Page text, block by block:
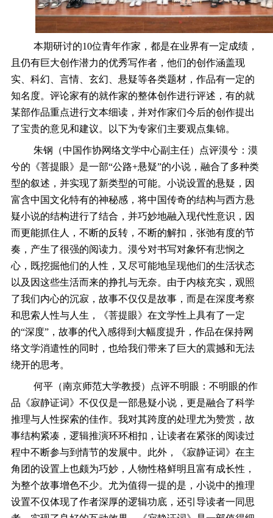
本期研讨的10位青年作家，都是在业界有一定成绩，
且仍有巨大创作潜力的优秀写作者，他们的创作涵盖现
实、科幻、言情、玄幻、悬疑等各类题材，作品有一定的
知名度。评论家有的就作家的整体创作进行评述，有的就
某部作品重点进行文本细读，并对作家们今后的创作提出
了宝贵的意见和建议。以下为专家们主要观点集锦。
朱钢（中国作协网络文学中心副主任）点评漠兮：漠
兮的《菩提眼》是一部“公路+悬疑”的小说，融合了多种类
型的叙述，并实现了新类型的可能。小说设置的悬疑，因
富含中国文化特有的神秘感，将中国传奇的结构与西方悬
疑小说的结构进行了结合， 并巧妙地融入现代性意识 ，因
而更能抓住人，不断的反转，不断的解扣，张弛有度的节
奏，产生了很强的阅读力。漠兮对书写对象怀有悲悯之
心，既挖掘他们的人性，又尽可能地呈现他们的生活状态
以及因这些生活而来的挣扎与无奈。由于内核充实，观照
了我们内心的沉寂，故事不仅仅是故事，而是在深度考察
和思索人性与人生，《菩提眼》在文学性上具有了一定
的“深度”，故事的代入感得到大幅度提升，作品在保持网
络文学消遣性的同时，也给我们带来了巨大的震撼和无法
绕开的思考。
何平（南京师范大学教授）点评不明眼：不明眼的作
品《寂静证词》不仅仅是一部悬疑小说，更是融合了科学
推理与人性探索的佳作。我对其跨度的处理尤为赞赏，故
事结构紧凑，逻辑推演环环相扣，让读者在紧张的阅读过
程中不断参与到情节的发展中。此外，《寂静证词》在主
角团的设置上也颇为巧妙，人物性格鲜明且富有成长性，
为整个故事增色不少。尤为值得一提的是，小说中的推理
设置不仅体现了作者深厚的逻辑功底，还引导读者一同思